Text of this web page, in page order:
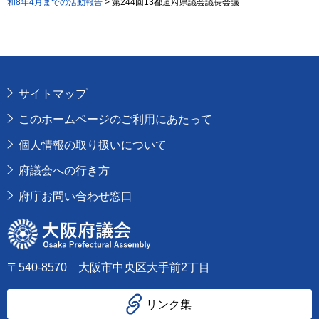
サイトマップ
このホームページのご利用にあたって
個人情報の取り扱いについて
府議会への行き方
府庁お問い合わせ窓口
大阪府議会
〒540-8570 大阪市中央区大手前2丁目
リンク集